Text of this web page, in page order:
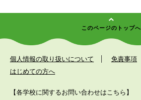
このページのトップへ
個人情報の取り扱いについて 免責事項
はじめての方へ
【各学校に関するお問い合わせはこちら】